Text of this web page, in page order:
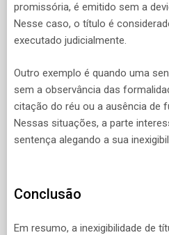
promissória, é emitido sem a
Nesse caso, o título é
executado judicialmente.
Outro exemplo é quando uma
sem a observância das
citação do réu ou a ausência de
Nessas situações, a parte
sentença alegando a sua
Conclusão
Em resumo, a inexigibilidade de